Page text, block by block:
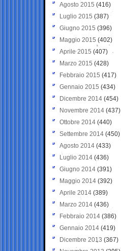
Agosto 2015 (416)
Luglio 2015 (387)
Giugno 2015 (396)
Maggio 2015 (402)
Aprile 2015 (407)
Marzo 2015 (428)
Febbraio 2015 (417)
Gennaio 2015 (434)
Dicembre 2014 (454)
Novembre 2014 (437)
Ottobre 2014 (440)
Settembre 2014 (450)
Agosto 2014 (433)
Luglio 2014 (436)
Giugno 2014 (391)
Maggio 2014 (392)
Aprile 2014 (389)
Marzo 2014 (436)
Febbraio 2014 (386)
Gennaio 2014 (419)
Dicembre 2013 (367)